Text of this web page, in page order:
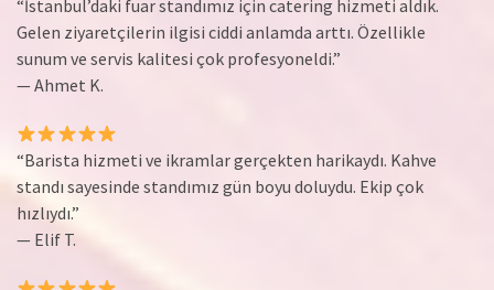
“İstanbul’daki fuar standımız için catering hizmeti aldık.
Gelen ziyaretçilerin ilgisi ciddi anlamda arttı. Özellikle
sunum ve servis kalitesi çok profesyoneldi.”
— Ahmet K.
“Barista hizmeti ve ikramlar gerçekten harikaydı. Kahve
standı sayesinde standımız gün boyu doluydu. Ekip çok
hızlıydı.”
— Elif T.